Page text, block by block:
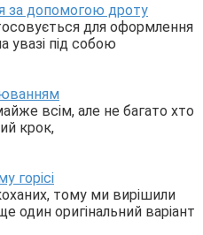
за допомогою дроту
для оформлення
увазі під собою
всім, але не багато хто
крок,
горісі
тому ми вирішили
один оригінальний варіант